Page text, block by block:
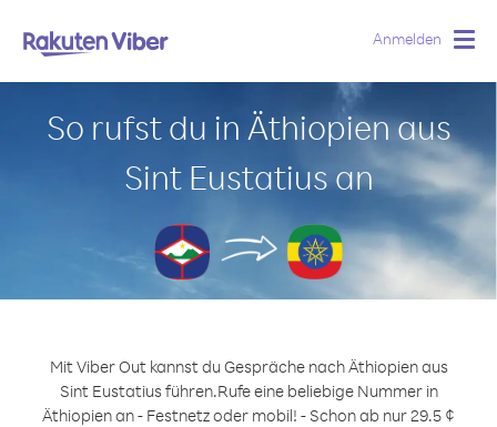
Anmelden
So rufst du in Äthiopien aus
Sint Eustatius an
Mit Viber Out kannst du Gespräche nach Äthiopien aus
Sint Eustatius führen.Rufe eine beliebige Nummer in
Äthiopien an - Festnetz oder mobil! - Schon ab nur 29.5 ¢